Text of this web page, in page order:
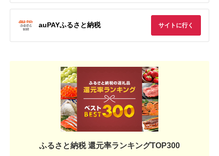
auPAYふるさと納税 サイトに行く
ふるさと納税 還元率ランキングTOP300